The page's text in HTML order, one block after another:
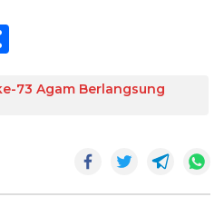
ar73 Agam Berlangsung